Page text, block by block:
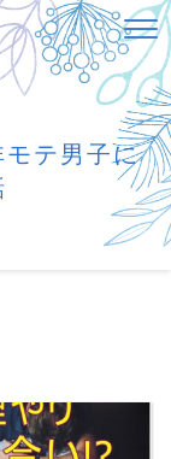
テ男子に